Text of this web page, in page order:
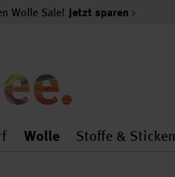
Wolle Sale! Jetzt sparen
Künstlerbedarf
Wolle
Wolle
Stoffe & Sticken